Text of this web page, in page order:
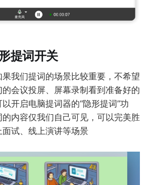
提词开关
我们提词的场景比较重要，不希望
会议投屏、屏幕录制看到准备好的
开启电脑提词器的“隐形提词”功
内容仅我们自己可见，可以完美胜
试、线上演讲等场景